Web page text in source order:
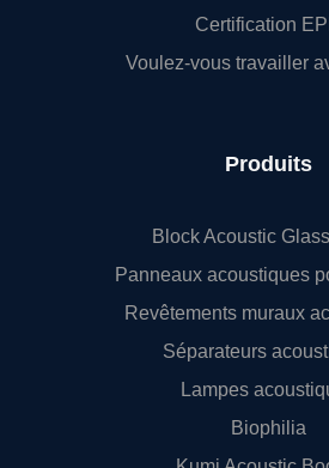
Certification
Voulez-vous travailler
Produits
Block Acoustic
Panneaux acoustiques
Revêtements muraux
Séparateurs
Lampes
Biophilia